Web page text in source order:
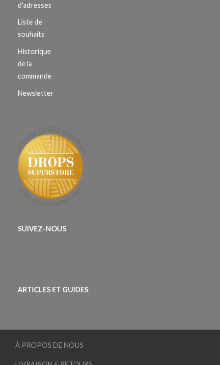
d'adresses
Liste de
souhaits
Historique
de la
commande
Newsletter
SUIVEZ-NOUS
ARTICLES ET GUIDES
À PROPOS DE NOUS